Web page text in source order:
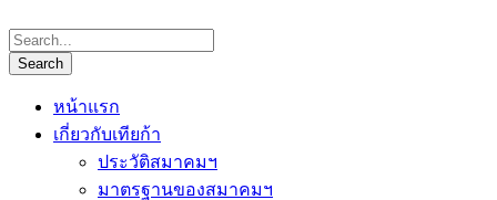
หน้าแรก
เกี่ยวกับเทียก้า
ประวัติสมาคมฯ
มาตรฐานของสมาคมฯ